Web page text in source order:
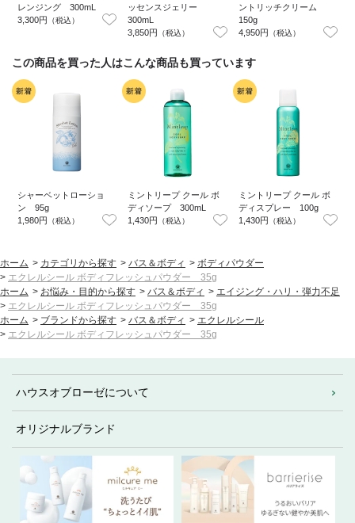
レンジング 300mL
3,300円 （税込）
ッセンスジェリー
300mL
3,850円
（税込）
ントリッチクリーム
150g
4,950円 （税込）
この商品を買った人はこんな商品も買っています
シャーベットローショ
ン 95g
1,980円 （税込）
ミントリープ クール ボ
ディソープ 300mL
1,430円
（税込）
ミントリープ クール ボ
ディスプレー 100g
1,430円 （税込）
ホーム > カテゴリから探す > バス＆ボディ > ボディパウダー
> エクレルシール ボディフレッシュパウダー 35g
ホーム > お悩み・目的から探す > バス＆ボディ > エイジング・ハリ・弾力不足
> エクレルシール ボディフレッシュパウダー 35g
ホーム > ブランドから探す > バス＆ボディ > エクレルシール
> エクレルシール ボディフレッシュパウダー 35g
ハウスオブローゼについて
オリジナルブランド